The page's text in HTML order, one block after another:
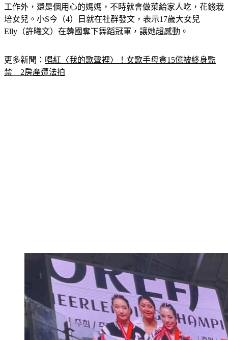
各自有特色，是不少廠商愛用的人選。小S除了認真參與演藝
工作外，還是個用心的媽媽，不時就會做菜給家人吃，花錢栽
培女兒。小S今（4）日就在社群發文，表示17歲大女兒
更多新聞：唱紅〈我的歌聲裡〉！女歌手母貪15億被終身監